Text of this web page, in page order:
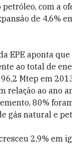
com a
de 4,6%
EPE aponta
ao total de
Mtep em
relação ao ano
80%
gás natural e
2,9% em